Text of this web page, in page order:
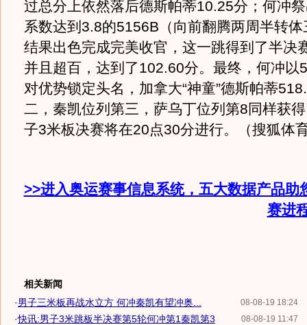
过总分上依然落后德斯帕蒂10.25分；何冲
系数达到3.8的5156B（向前翻腾两周半转
结果出色完成完美收官，这一跳得到了半决
并且超百，达到了102.60分。最终，何冲以
对优势锁定头名，加拿大“神童”德斯帕蒂
二，秦凯位列第三，萨乌丁位列第8同样获
子3米板决赛将在20点30分进行。（搜狐体
>>进入奥运赛事信息系统，五大数据产品助
赛进
相关新闻
08-08-19 18:24
·男子三米板再战水立方 何冲秦凯有望冲奥...
08-08-19 11:47
·快讯:男子3米跳板半决赛第5轮何冲第1秦凯第3